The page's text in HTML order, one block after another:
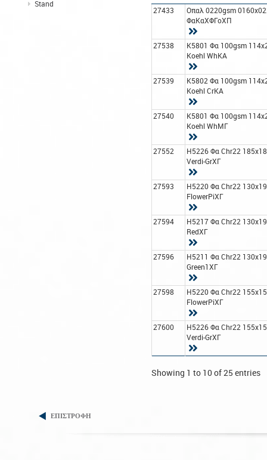
Stand
27433
Οπαλ 0220gsm
ΦαΚαΧΦΓοΧΠ
27538
K5801 Φα 100gsm
Koehl WhΚΑ
27539
K5802 Φα 100gsm
Koehl CrΚΑ
27540
K5801 Φα 100gsm
Koehl WhΜΓ
27552
H5226 Φα Chr22
Verdi-GrΧΓ
27593
H5220 Φα Chr22
FlowerPiΧΓ
27594
H5217 Φα Chr22
RedΧΓ
27596
H5211 Φα Chr22
Green1ΧΓ
27598
H5220 Φα Chr22
FlowerPiΧΓ
27600
H5226 Φα Chr22
Verdi-GrΧΓ
Showing 1 to 10 of 25 entries
ΕΠΙΣΤΡΟΦΗ